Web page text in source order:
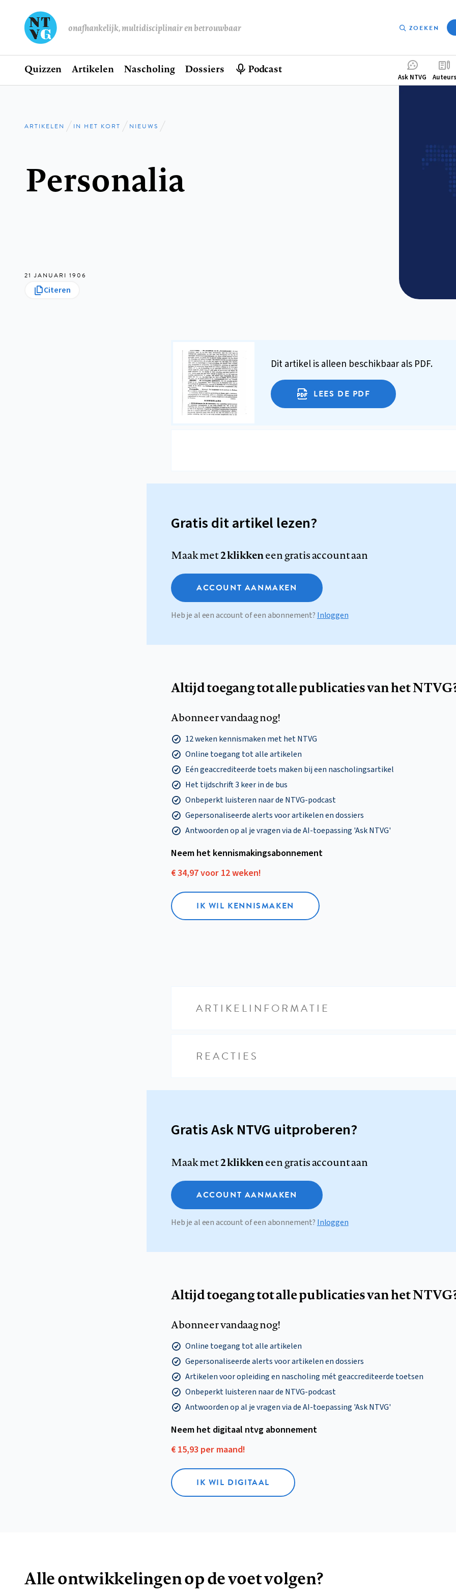
onafhankelijk, multidisciplinair en betrouwbaar ZOEKEN
Hoofdnavigatie
Home
Quizzen Artikelen Nascholing Dossiers Podcast
Ask NTVG Auteurs
Kruimelpad
ARTIKELEN IN HET KORT NIEUWS
Personalia
21 JANUARI 1906
Citeren
Dit artikel is alleen beschikbaar als PDF.
LEES DE PDF
Gratis dit artikel lezen?
Maak met2 klikkeneen gratis account aan
ACCOUNT AANMAKEN
Heb je al een account of een abonnement? Inloggen
Altijd toegang tot alle publicaties van het
Abonneer vandaag nog!
12 weken kennismaken met het NTVG
Online toegang tot alle artikelen
Eén geaccrediteerde toets maken bij een nascholingsartikel
Het tijdschrift 3 keer in de bus
Onbeperkt luisteren naar de NTVG-podcast
Gepersonaliseerde alerts voor artikelen en dossiers
Antwoorden op al je vragen via de AI-toepassing 'Ask NTVG'
Neem het kennismakings­abonnement
€ 34,97 voor 12 weken!
IK WIL KENNISMAKEN
ARTIKELINFORMATIE
REACTIES
Gratis Ask NTVG uitproberen?
Maak met2 klikkeneen gratis account aan
ACCOUNT AANMAKEN
Heb je al een account of een abonnement? Inloggen
Altijd toegang tot alle publicaties van het
Abonneer vandaag nog!
Online toegang tot alle artikelen
Gepersonaliseerde alerts voor artikelen en dossiers
Artikelen voor opleiding en nascholing mét geaccrediteerde toetsen
Onbeperkt luisteren naar de NTVG-podcast
Antwoorden op al je vragen via de AI-toepassing 'Ask NTVG'
Neem het digitaal ntvg abonnement
€ 15,93 per maand!
IK WIL DIGITAAL
Alle ontwikkelingen op de voet volgen?